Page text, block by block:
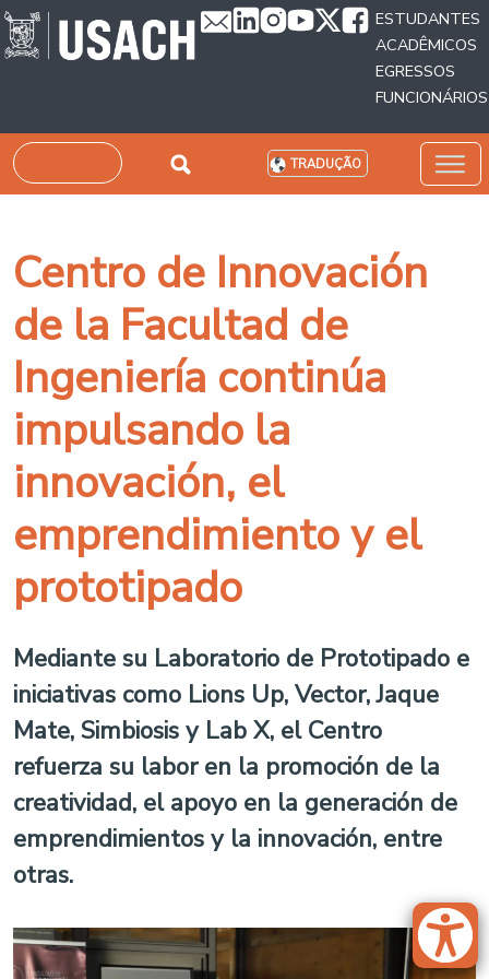
Passar para o conteúdo principal
ESTUDANTES
ACADÊMICOS
EGRESSOS
FUNCIONÁRIOS
Pesquisar TRADUÇÃO
Centro de Innovación
de la Facultad de
Ingeniería continúa
impulsando la
innovación, el
emprendimiento y el
prototipado
Mediante su Laboratorio de Prototipado e
iniciativas como Lions Up, Vector, Jaque
Mate, Simbiosis y Lab X, el Centro
refuerza su labor en la promoción de la
creatividad, el apoyo en la generación de
emprendimientos y la innovación, entre
otras.